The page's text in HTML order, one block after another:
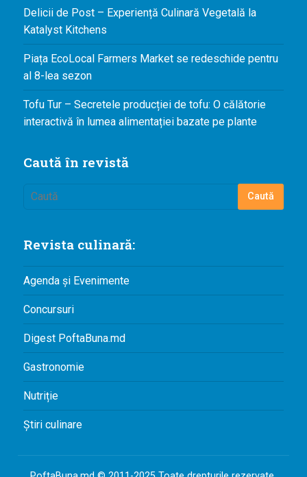
Delicii de Post – Experiență Culinară Vegetală la
Katalyst Kitchens
Piața EcoLocal Farmers Market se redeschide pentru
al 8-lea sezon
Tofu Tur – Secretele producției de tofu: O călătorie
interactivă în lumea alimentației bazate pe plante
Caută în revistă
Revista culinară:
Agenda și Evenimente
Concursuri
Digest PoftaBuna.md
Gastronomie
Nutriție
Știri culinare